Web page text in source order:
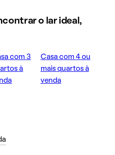
o lar ideal,
com 3
à
Casa com 4 ou
mais quartos à
venda